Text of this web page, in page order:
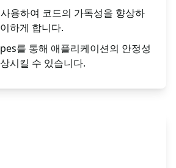
용하여 코드의 가독성을 향상하
하게 합니다.
를 통해 애플리케이션의 안정성
시킬 수 있습니다.